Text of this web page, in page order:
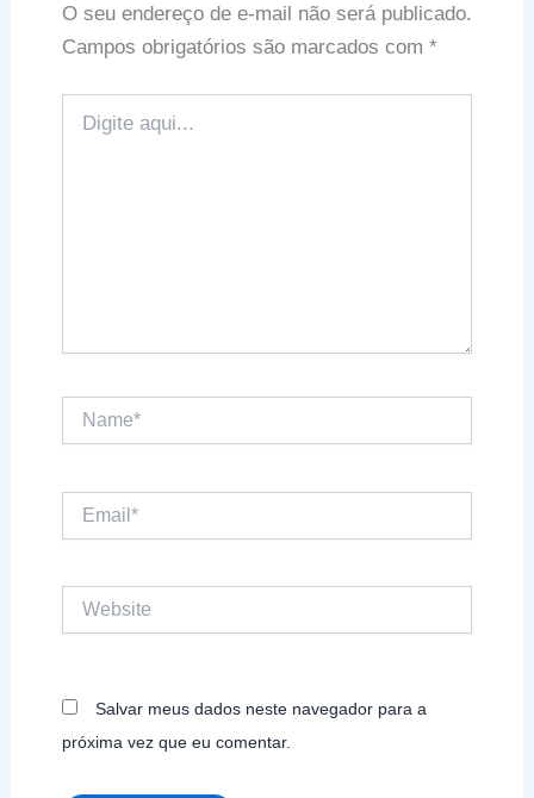
O seu endereço de e-mail não será publicado.
Campos obrigatórios são marcados com *
aqui...
Website
Salvar meus dados neste navegador para a
próxima vez que eu comentar.